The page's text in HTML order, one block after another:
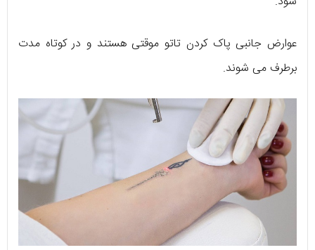
عوارض جانبی پاک کردن تاتو موقتی هستند و در کوتاه مدت
برطرف می شوند.